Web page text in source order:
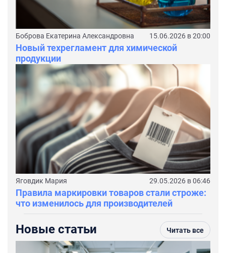
Боброва Екатерина Александровна 15.06.2026 в 20:00
Новый техрегламент для химической
продукции
Яговдик Мария 29.05.2026 в 06:46
Правила маркировки товаров стали строже:
что изменилось для производителей
Новые статьи Читать все